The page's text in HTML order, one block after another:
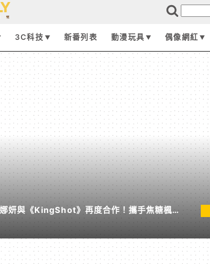
3C科技 新番列表 動漫玩具 偶像網紅
妍與《KingShot》再度合作！攜手焦糖楓、
節」活動